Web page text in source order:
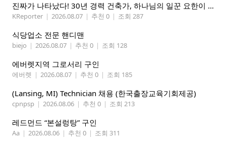
진짜가 나타났다! 30년 경력 건축가, 하나님의 일꾼 요한이 책임 시공합니다.
KReporter | 2026.08.07 | 추천 0 | 조회 287
식당업소 전문 핸디맨
biejo | 2026.08.07 | 추천 0 | 조회 128
에버렛지역 그로서리 구인
에버렛 | 2026.08.07 | 추천 0 | 조회 185
(Lansing, MI) Technician 채용 (한국출장교육기회제공)
cpnpsp | 2026.08.06 | 추천 0 | 조회 213
레드먼드 “본설렁탕” 구인
Aa | 2026.08.06 | 추천 0 | 조회 311